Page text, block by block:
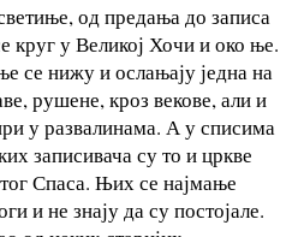
од предања до записа
круг у Великој Хочи и око ње.
се нижу и ослањају једна на
рушене, кроз векове, али и
у развалинама. А у списима
записивача су то и цркве
Спаса. Њих се најмање
и не знају да су постојале.